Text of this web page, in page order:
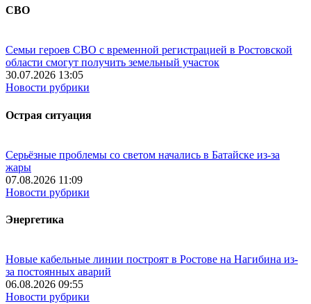
СВО
Семьи героев СВО с временной регистрацией в Ростовской
области смогут получить земельный участок
30.07.2026 13:05
Новости рубрики
Острая ситуация
Серьёзные проблемы со светом начались в Батайске из-за
жары
07.08.2026 11:09
Новости рубрики
Энергетика
Новые кабельные линии построят в Ростове на Нагибина из-
за постоянных аварий
06.08.2026 09:55
Новости рубрики